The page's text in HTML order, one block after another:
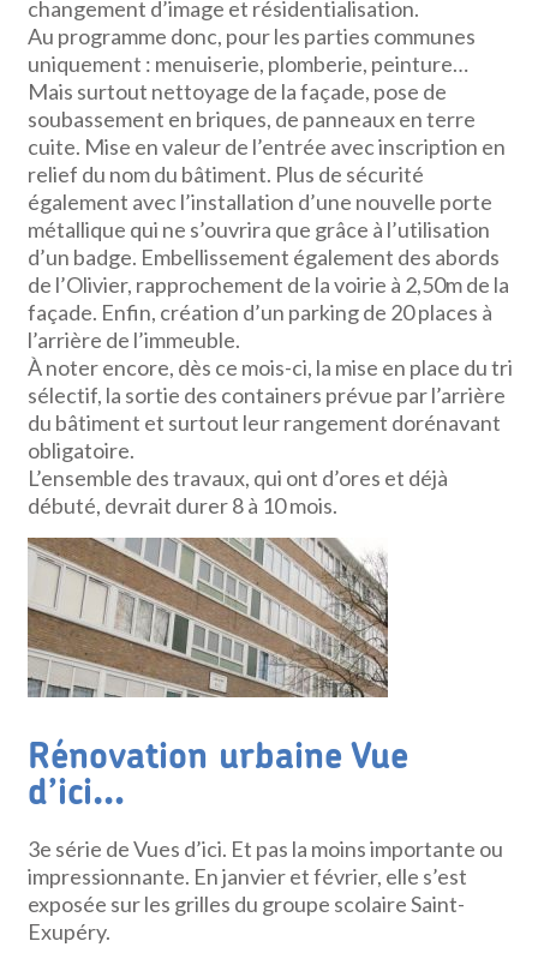
changement d’image et résidentialisation.
Au programme donc, pour les parties communes
uniquement : menuiserie, plomberie, peinture…
Mais surtout nettoyage de la façade, pose de
soubassement en briques, de panneaux en terre
cuite. Mise en valeur de l’entrée avec inscription en
relief du nom du bâtiment. Plus de sécurité
également avec l’installation d’une nouvelle porte
métallique qui ne s’ouvrira que grâce à l’utilisation
d’un badge. Embellissement également des abords
de l’Olivier, rapprochement de la voirie à 2,50m de la
façade. Enfin, création d’un parking de 20 places à
l’arrière de l’immeuble.
À noter encore, dès ce mois-ci, la mise en place du tri
sélectif, la sortie des containers prévue par l’arrière
du bâtiment et surtout leur rangement dorénavant
obligatoire.
L’ensemble des travaux, qui ont d’ores et déjà
débuté, devrait durer 8 à 10 mois.
Rénovation urbaine Vue
d’ici…
3e série de Vues d’ici. Et pas la moins importante ou
impressionnante. En janvier et février, elle s’est
exposée sur les grilles du groupe scolaire Saint-
Exupéry.